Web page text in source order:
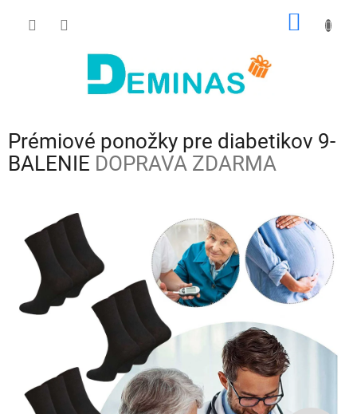
Prémiové ponožky pre diabetikov 9-
BALENIE DOPRAVA ZDARMA